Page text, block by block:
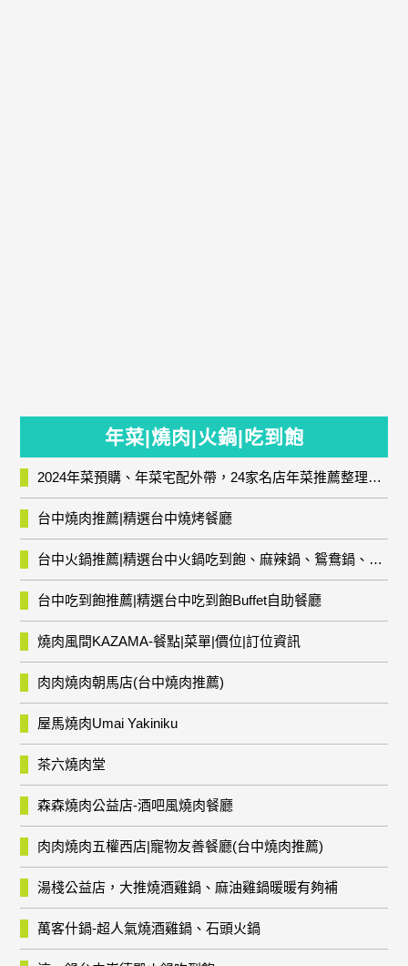
年菜|燒肉|火鍋|吃到飽
2024年菜預購、年菜宅配外帶，24家名店年菜推薦整理，圍爐輕鬆上菜團圓趣
台中燒肉推薦|精選台中燒烤餐廳
台中火鍋推薦|精選台中火鍋吃到飽、麻辣鍋、鴛鴦鍋、石頭火鍋、酸菜白肉鍋、海鮮鍋、燒酒雞、麻油雞、壽喜燒等熱門人氣火鍋店!
台中吃到飽推薦|精選台中吃到飽Buffet自助餐廳
燒肉風間KAZAMA-餐點|菜單|價位|訂位資訊
肉肉燒肉朝馬店(台中燒肉推薦)
屋馬燒肉Umai Yakiniku
茶六燒肉堂
森森燒肉公益店-酒吧風燒肉餐廳
肉肉燒肉五權西店|寵物友善餐廳(台中燒肉推薦)
湯棧公益店，大推燒酒雞鍋、麻油雞鍋暖暖有夠補
萬客什鍋-超人氣燒酒雞鍋、石頭火鍋